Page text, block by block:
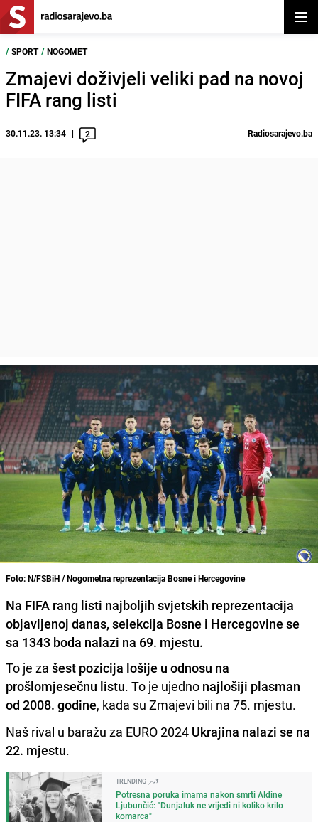
/ SPORT / NOGOMET
Zmajevi doživjeli veliki pad na novoj
FIFA rang listi
30.11.23. 13:34 2 Radiosarajevo.ba
Foto: N/FSBiH / Nogometna reprezentacija Bosne i Hercegovine
Na FIFA rang listi najboljih svjetskih reprezentacija
objavljenoj danas, selekcija Bosne i Hercegovine se
sa 1343 boda nalazi na 69. mjestu.
To je za šest pozicija lošije u odnosu na
prošlomjesečnu listu. To je ujedno najlošiji plasman
od 2008. godine, kada su Zmajevi bili na 75. mjestu.
Naš rival u baražu za EURO 2024 Ukrajina nalazi se na
22. mjestu.
TRENDING
Potresna poruka imama nakon smrti Aldine
Ljubunčić: "Dunjaluk ne vrijedi ni koliko krilo
komarca"